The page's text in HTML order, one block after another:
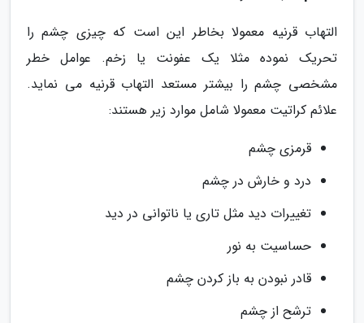
التهاب قرنیه معمولا بخاطر این است که چیزی چشم را
تحریک نموده مثلا یک عفونت یا زخم. عوامل خطر
مشخصی چشم را بیشتر مستعد التهاب قرنیه می نماید.
علائم کراتیت معمولا شامل موارد زیر هستند:
قرمزی چشم
درد و خارش در چشم
تغییرات دید مثل تاری یا ناتوانی در دید
حساسیت به نور
قادر نبودن به باز کردن چشم
ترشح از چشم